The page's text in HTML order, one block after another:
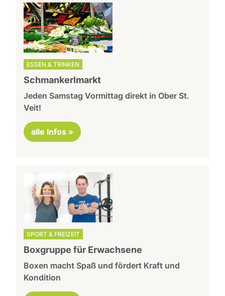
ESSEN & TRINKEN
Schmankerlmarkt
Jeden Samstag Vormittag direkt in Ober St.
Veit!
alle Infos »
SPORT & FREIZEIT
Boxgruppe für Erwachsene
Boxen macht Spaß und fördert Kraft und
Kondition